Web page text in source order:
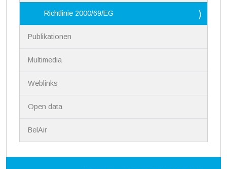
Richtlinie 2000/69/EG
Publikationen
Multimedia
Weblinks
Open data
BelAir